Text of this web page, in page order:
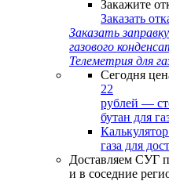
Закажите
Заказать
Заказать
газового
Телеметрия для
Сегодня
22
рублей —
бутан для
газа для
Доставляем СУГ
и в соседние